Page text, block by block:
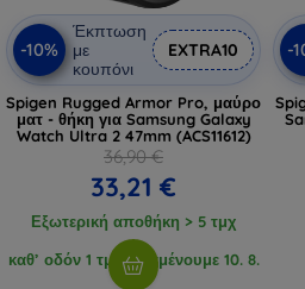
-10%
Έκπτωση
με
κουπόνι
EXTRA10
Spigen Rugged Armor Pro, μαύρο
ματ - θήκη για Samsung Galaxy
Watch Ultra 2 47mm (ACS11612)
36,90 €
33,21 €
Εξωτερική αποθήκη > 5 τμχ
καθ’ οδόν 1 τμχ, αναμένουμε 10. 8.
2026
-